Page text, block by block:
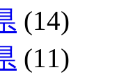
(14)
(11)